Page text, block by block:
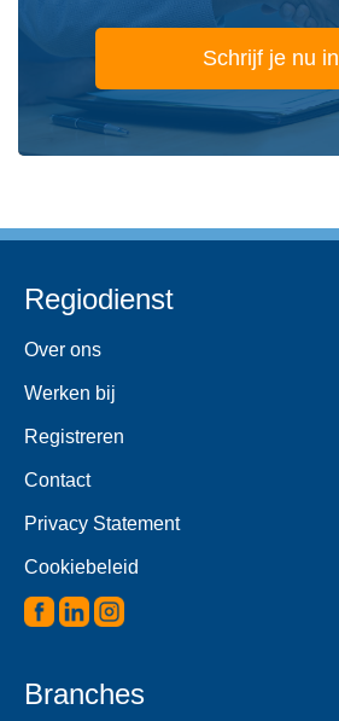
Schrijf je nu in
Regiodienst
Over ons
Werken bij
Registreren
Contact
Privacy Statement
Cookiebeleid
Branches